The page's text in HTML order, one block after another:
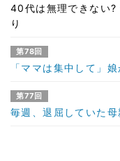
40代は無理できない?
り
第78回
「ママは集中して」
第77回
毎週、退屈していた